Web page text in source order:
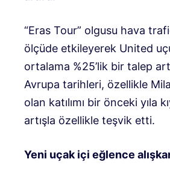
“Eras Tour” olgusu hava
ölçüde etkileyerek United
ortalama %25’lik bir talep
Avrupa tarihleri, özellikle
olan katılımı bir önceki yıla
artışla özellikle teşvik etti.
Yeni uçak içi eğlence